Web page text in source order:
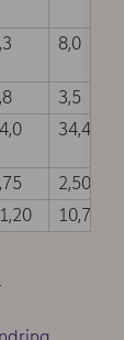
8,0
3,5
34,4
2,50
10,70